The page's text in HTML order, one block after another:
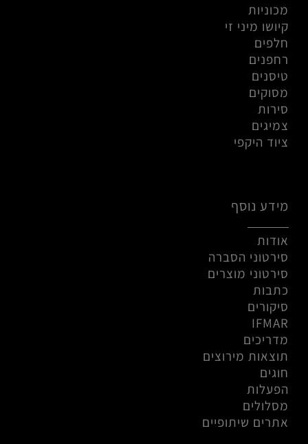
מכוניות
קיושו מיני זי
חלפים
רחפנים
טיסנים
מסוקים
סירות
צמיגים
ציוד היקפי
מידע נוסף
אודות
סירטוני הסברה
סירטוני מוצרים
כתבות
סיקורים
IFMAR
מדריכים
תוצאות מירוצים
חוגים
הפעלות
מסלולים
אתרים שיתופיים